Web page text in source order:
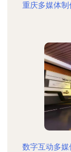
重庆多媒体
数字互动多